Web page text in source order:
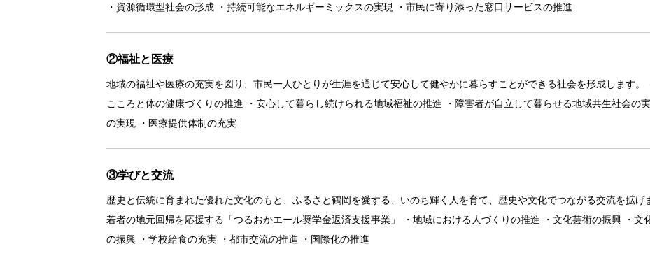
・資源循環型社会の形成 ・持続可能なエネルギーミックスの実現 ・市民に寄り添った窓口サービスの推進
②福祉と医療
地域の福祉や医療の充実を図り、市民一人ひとりが生涯を通じて安心して健やかに暮らすことができる社会を形成します。
こころと体の健康づくりの推進 ・安心して暮らし続けられる地域福祉の推進 ・障害者が自立して暮らせる地域共生社会の
の実現 ・医療提供体制の充実
③学びと交流
歴史と伝統に育まれた優れた文化のもと、ふるさと鶴岡を愛する、いのち輝く人を育て、歴史や文化でつながる交流を
若者の地元回帰を応援する「つるおかエール奨学金返済支援事業」 ・地域における人づくりの推進 ・文化芸術の振興 ・文
の振興 ・学校給食の充実 ・都市交流の推進 ・国際化の推進